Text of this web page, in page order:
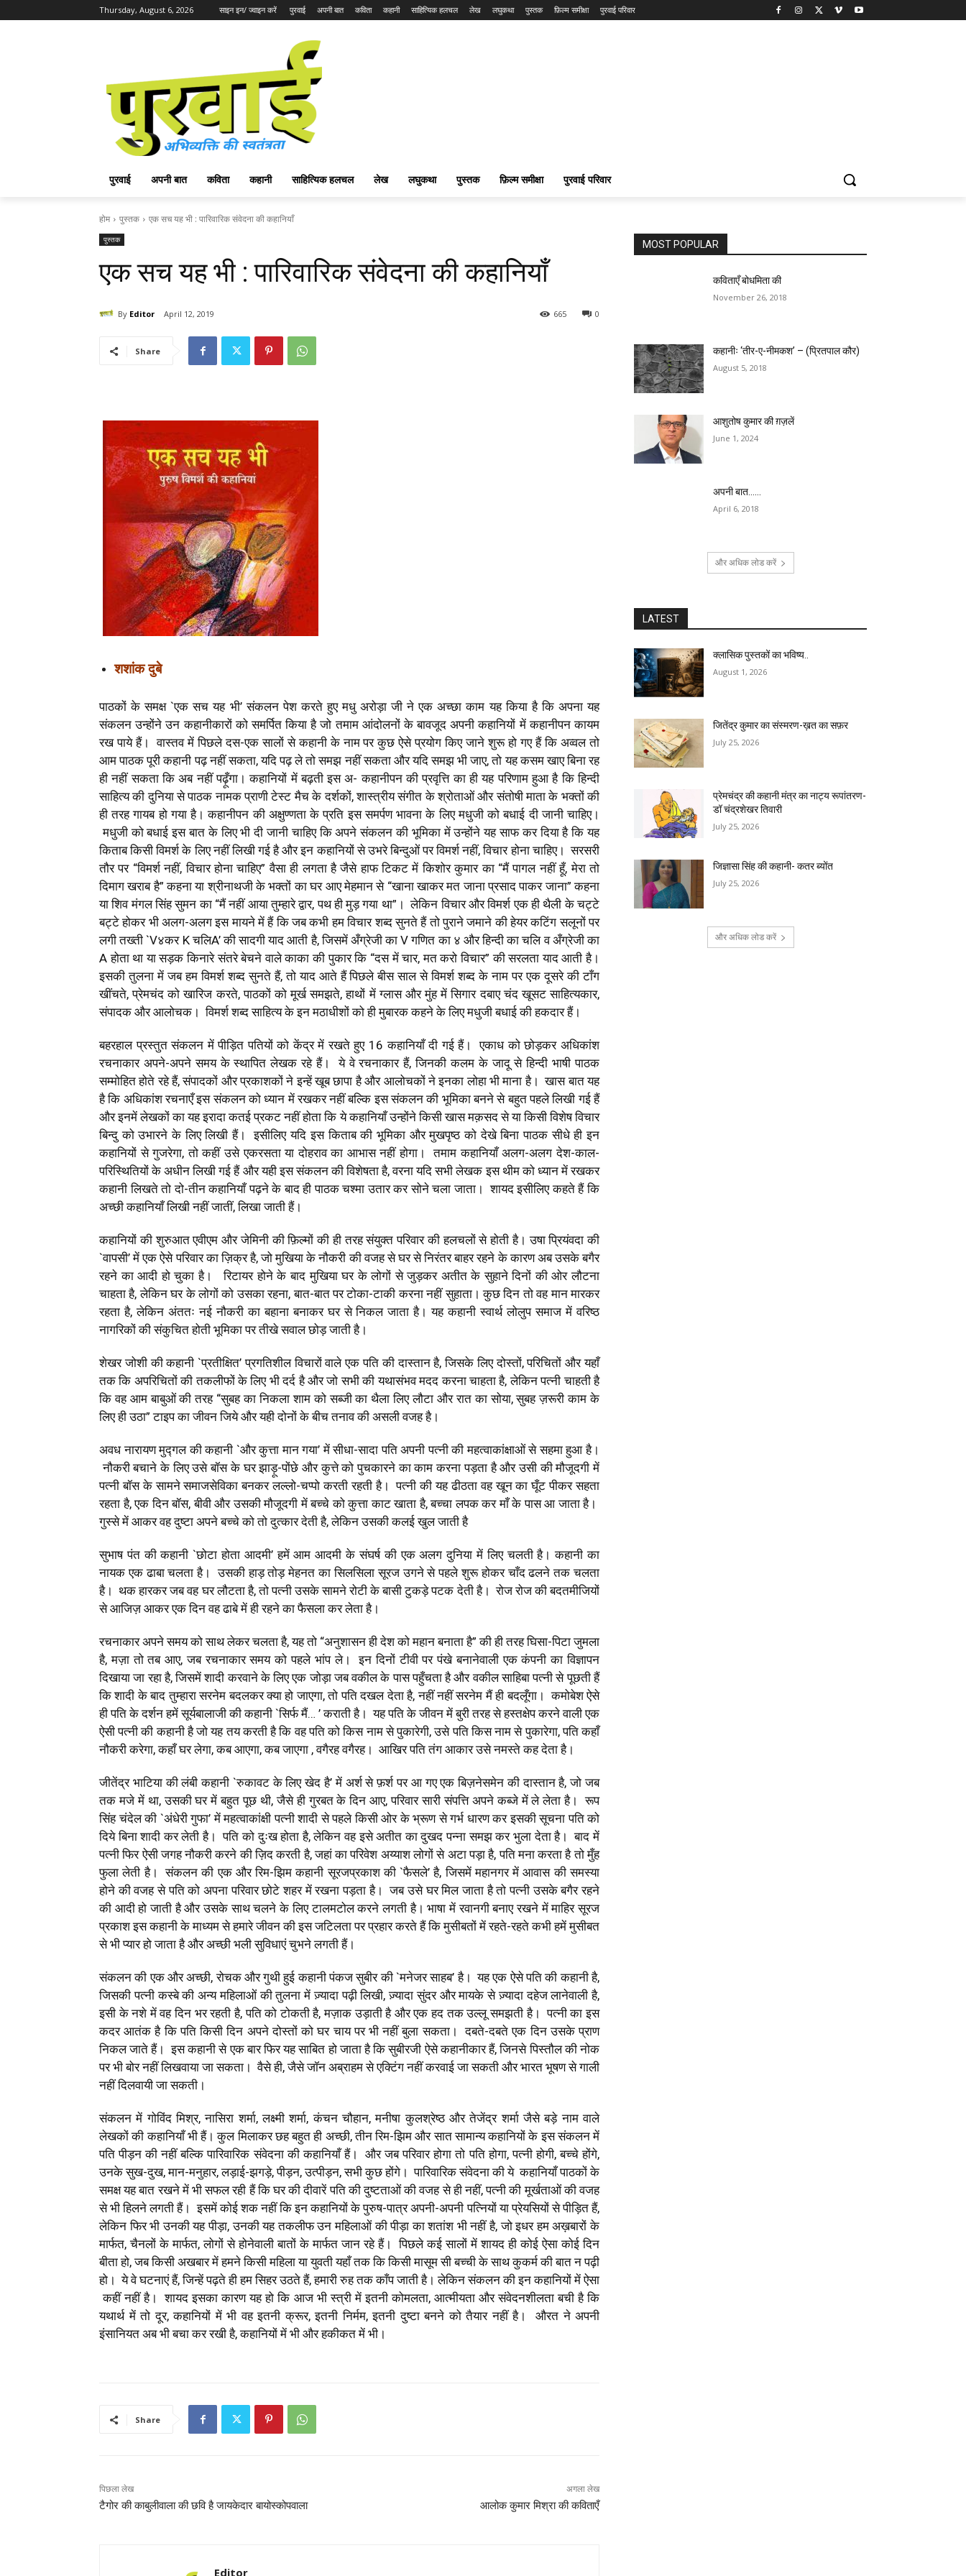
Thursday, August 6, 2026 साइन इन/ ज्वाइन करें पुरवाई अपनी बात कविता कहानी साहित्यिक हलचल लेख लघुकथा पुस्तक फ़िल्म समीक्षा पुरवाई परिवार
पुरवाई अपनी बात कविता कहानी साहित्यिक हलचल लेख लघुकथा पुस्तक फ़िल्म समीक्षा पुरवाई परिवार
होम पुस्तक एक सच यह भी : पारिवारिक संवेदना की कहानियाँ
पुस्तक
एक सच यह भी : पारिवारिक संवेदना की कहानियाँ
By Editor April 12, 2019 0
665
Share
शशांक दुबे
पाठकों के समक्ष `एक सच यह भी’ संकलन पेश करते हुए मधु अरोड़ा जी ने एक अच्छा काम यह किया है कि अपना यह
संकलन उन्होंने उन कहानीकारों को समर्पित किया है जो तमाम आंदोलनों के बावजूद अपनी कहानियों में कहानीपन कायम
रख पाये हैं। वास्तव में पिछले दस-एक सालों से कहानी के नाम पर कुछ ऐसे प्रयोग किए जाने शुरू हो गए हैं कि अव्वल तो
आम पाठक पूरी कहानी पढ़ नहीं सकता, यदि पढ़ ले तो समझ नहीं सकता और यदि समझ भी जाए, तो यह कसम खाए बिना रह
ही नहीं सकता कि अब नहीं पढ़ूँगा। कहानियों में बढ़ती इस अ- कहानीपन की प्रवृत्ति का ही यह परिणाम हुआ है कि हिन्दी
साहित्य की दुनिया से पाठक नामक प्राणी टेस्ट मैच के दर्शकों, शास्त्रीय संगीत के श्रोताओं और संतोषी माता के भक्तों की
ही तरह गायब हो गया है। कहानीपन की अक्षुण्णता के प्रति इस समर्पण भावना के लिए मधुजी को बधाई दी जानी चाहिए।
मधुजी को बधाई इस बात के लिए भी दी जानी चाहिए कि अपने संकलन की भूमिका में उन्होंने यह साफ कर दिया है कि यह
किताब किसी विमर्श के लिए नहीं लिखी गई है और इन कहानियों से उभरे बिन्दुओं पर विमर्श नहीं, विचार होना चाहिए। सरसरी
तौर पर “विमर्श नहीं, विचार होना चाहिए” वैसा ही लगता है जैसे हाफ टिकट में किशोर कुमार का “मैं पागल नहीं हूँ, मेरा तो
दिमाग खराब है” कहना या श्रीनाथजी के भक्तों का घर आए मेहमान से “खाना खाकर मत जाना प्रसाद पाकर जाना” कहना
या शिव मंगल सिंह सुमन का “मैं नहीं आया तुम्हारे द्वार, पथ ही मुड़ गया था”। लेकिन विचार और विमर्श एक ही थैली के चट्टे
बट्टे होकर भी अलग-अलग इस मायने में हैं कि जब कभी हम विचार शब्द सुनते हैं तो पुराने जमाने की हेयर कटिंग सलूनों पर
लगी तख्ती `V४कर K चलिA’ की सादगी याद आती है, जिसमें अँग्रेजी का V गणित का ४ और हिन्दी का चलि व अँग्रेजी का
A होता था या सड़क किनारे संतरे बेचने वाले काका की पुकार कि “दस में चार, मत करो विचार” की सरलता याद आती है।
इसकी तुलना में जब हम विमर्श शब्द सुनते हैं, तो याद आते हैं पिछले बीस साल से विमर्श शब्द के नाम पर एक दूसरे की टाँग
खींचते, प्रेमचंद को खारिज करते, पाठकों को मूर्ख समझते, हाथों में ग्लास और मुंह में सिगार दबाए चंद खूसट साहित्यकार,
संपादक और आलोचक। विमर्श शब्द साहित्य के इन मठाधीशों को ही मुबारक कहने के लिए मधुजी बधाई की हकदार हैं।
बहरहाल प्रस्तुत संकलन में पीड़ित पतियों को केंद्र में रखते हुए 16 कहानियाँ दी गई हैं। एकाध को छोड़कर अधिकांश
रचनाकार अपने-अपने समय के स्थापित लेखक रहे हैं। ये वे रचनाकार हैं, जिनकी कलम के जादू से हिन्दी भाषी पाठक
सम्मोहित होते रहे हैं, संपादकों और प्रकाशकों ने इन्हें खूब छापा है और आलोचकों ने इनका लोहा भी माना है। खास बात यह
है कि अधिकांश रचनाएँ इस संकलन को ध्यान में रखकर नहीं बल्कि इस संकलन की भूमिका बनने से बहुत पहले लिखी गई हैं
और इनमें लेखकों का यह इरादा कतई प्रकट नहीं होता कि ये कहानियाँ उन्होंने किसी खास मक़सद से या किसी विशेष विचार
बिन्दु को उभारने के लिए लिखी हैं। इसीलिए यदि इस किताब की भूमिका और मुखपृष्ठ को देखे बिना पाठक सीधे ही इन
कहानियों से गुजरेगा, तो कहीं उसे एकरसता या दोहराव का आभास नहीं होगा। तमाम कहानियाँ अलग-अलग देश-काल-
परिस्थितियों के अधीन लिखी गई हैं और यही इस संकलन की विशेषता है, वरना यदि सभी लेखक इस थीम को ध्यान में रखकर
कहानी लिखते तो दो-तीन कहानियाँ पढ़ने के बाद ही पाठक चश्मा उतार कर सोने चला जाता। शायद इसीलिए कहते हैं कि
अच्छी कहानियाँ लिखी नहीं जातीं, लिखा जाती हैं।
कहानियों की शुरुआत एवीएम और जेमिनी की फ़िल्मों की ही तरह संयुक्त परिवार की हलचलों से होती है। उषा प्रियंवदा की
`वापसी’ में एक ऐसे परिवार का ज़िक्र है, जो मुखिया के नौकरी की वजह से घर से निरंतर बाहर रहने के कारण अब उसके बगैर
रहने का आदी हो चुका है। रिटायर होने के बाद मुखिया घर के लोगों से जुड़कर अतीत के सुहाने दिनों की ओर लौटना
चाहता है, लेकिन घर के लोगों को उसका रहना, बात-बात पर टोका-टाकी करना नहीं सुहाता। कुछ दिन तो वह मान मारकर
रहता है, लेकिन अंततः नई नौकरी का बहाना बनाकर घर से निकल जाता है। यह कहानी स्वार्थ लोलुप समाज में वरिष्ठ
नागरिकों की संकुचित होती भूमिका पर तीखे सवाल छोड़ जाती है।
शेखर जोशी की कहानी `प्रतीक्षित’ प्रगतिशील विचारों वाले एक पति की दास्तान है, जिसके लिए दोस्तों, परिचितों और यहाँ
तक कि अपरिचितों की तकलीफों के लिए भी दर्द है और जो सभी की यथासंभव मदद करना चाहता है, लेकिन पत्नी चाहती है
कि वह आम बाबुओं की तरह “सुबह का निकला शाम को सब्जी का थैला लिए लौटा और रात का सोया, सुबह ज़रूरी काम के
लिए ही उठा” टाइप का जीवन जिये और यही दोनों के बीच तनाव की असली वजह है।
अवध नारायण मुद्गल की कहानी `और कुत्ता मान गया’ में सीधा-सादा पति अपनी पत्नी की महत्वाकांक्षाओं से सहमा हुआ है।
नौकरी बचाने के लिए उसे बॉस के घर झाड़ू-पोंछे और कुत्ते को पुचकारने का काम करना पड़ता है और उसी की मौजूदगी में
पत्नी बॉस के सामने समाजसेविका बनकर लल्लो-चप्पो करती रहती है। पत्नी की यह ढीठता वह खून का घूँट पीकर सहता
रहता है, एक दिन बॉस, बीवी और उसकी मौजूदगी में बच्चे को कुत्ता काट खाता है, बच्चा लपक कर माँ के पास आ जाता है।
गुस्से में आकर वह दुष्टा अपने बच्चे को तो दुत्कार देती है, लेकिन उसकी कलई खुल जाती है
सुभाष पंत की कहानी `छोटा होता आदमी’ हमें आम आदमी के संघर्ष की एक अलग दुनिया में लिए चलती है। कहानी का
नायक एक ढाबा चलता है। उसकी हाड़ तोड़ मेहनत का सिलसिला सूरज उगने से पहले शुरू होकर चाँद ढलने तक चलता
है। थक हारकर जब वह घर लौटता है, तो पत्नी उसके सामने रोटी के बासी टुकड़े पटक देती है। रोज रोज की बदतमीजियों
से आजिज़ आकर एक दिन वह ढाबे में ही रहने का फैसला कर लेता है।
रचनाकार अपने समय को साथ लेकर चलता है, यह तो “अनुशासन ही देश को महान बनाता है” की ही तरह घिसा-पिटा जुमला
है, मज़ा तो तब आए, जब रचनाकार समय को पहले भांप ले। इन दिनों टीवी पर पंखे बनानेवाली एक कंपनी का विज्ञापन
दिखाया जा रहा है, जिसमें शादी करवाने के लिए एक जोड़ा जब वकील के पास पहुँचता है और वकील साहिबा पत्नी से पूछती हैं
कि शादी के बाद तुम्हारा सरनेम बदलकर क्या हो जाएगा, तो पति दखल देता है, नहीं नहीं सरनेम मैं ही बदलूँगा। कमोबेश ऐसे
ही पति के दर्शन हमें सूर्यबालाजी की कहानी `सिर्फ मैं… ’ कराती है। यह पति के जीवन में बुरी तरह से हस्तक्षेप करने वाली एक
ऐसी पत्नी की कहानी है जो यह तय करती है कि वह पति को किस नाम से पुकारेगी, उसे पति किस नाम से पुकारेगा, पति कहाँ
नौकरी करेगा, कहाँ घर लेगा, कब आएगा, कब जाएगा , वगैरह वगैरह। आखिर पति तंग आकार उसे नमस्ते कह देता है।
जीतेंद्र भाटिया की लंबी कहानी `रुकावट के लिए खेद है’ में अर्श से फ़र्श पर आ गए एक बिज़नेसमेन की दास्तान है, जो जब
तक मजे में था, उसकी घर में बहुत पूछ थी, जैसे ही गुरबत के दिन आए, परिवार सारी संपत्ति अपने कब्जे में ले लेता है। रूप
सिंह चंदेल की `अंधेरी गुफा’ में महत्वाकांक्षी पत्नी शादी से पहले किसी ओर के भ्रूण से गर्भ धारण कर इसकी सूचना पति को
दिये बिना शादी कर लेती है। पति को दुःख होता है, लेकिन वह इसे अतीत का दुखद पन्ना समझ कर भुला देता है। बाद में
पत्नी फिर ऐसी जगह नौकरी करने की ज़िद करती है, जहां का परिवेश अय्याश लोगों से अटा पड़ा है, पति मना करता है तो मुँह
फुला लेती है। संकलन की एक और रिम-झिम कहानी सूरजप्रकाश की `फैसले’ है, जिसमें महानगर में आवास की समस्या
होने की वजह से पति को अपना परिवार छोटे शहर में रखना पड़ता है। जब उसे घर मिल जाता है तो पत्नी उसके बगैर रहने
की आदी हो जाती है और उसके साथ चलने के लिए टालमटोल करने लगती है। भाषा में रवानगी बनाए रखने में माहिर सूरज
प्रकाश इस कहानी के माध्यम से हमारे जीवन की इस जटिलता पर प्रहार करते हैं कि मुसीबतों में रहते-रहते कभी हमें मुसीबत
से भी प्यार हो जाता है और अच्छी भली सुविधाएं चुभने लगती हैं।
संकलन की एक और अच्छी, रोचक और गुथी हुई कहानी पंकज सुबीर की `मनेजर साहब’ है। यह एक ऐसे पति की कहानी है,
जिसकी पत्नी कस्बे की अन्य महिलाओं की तुलना में ज़्यादा पढ़ी लिखी, ज़्यादा सुंदर और मायके से ज़्यादा दहेज लानेवाली है,
इसी के नशे में वह दिन भर रहती है, पति को टोकती है, मज़ाक उड़ाती है और एक हद तक उल्लू समझती है। पत्नी का इस
कदर आतंक है कि पति किसी दिन अपने दोस्तों को घर चाय पर भी नहीं बुला सकता। दबते-दबते एक दिन उसके प्राण
निकल जाते हैं। इस कहानी से एक बार फिर यह साबित हो जाता है कि सुबीरजी ऐसे कहानीकार हैं, जिनसे पिस्तौल की नोक
पर भी बोर नहीं लिखवाया जा सकता। वैसे ही, जैसे जॉन अब्राहम से एक्टिंग नहीं करवाई जा सकती और भारत भूषण से गाली
नहीं दिलवायी जा सकती।
संकलन में गोविंद मिश्र, नासिरा शर्मा, लक्ष्मी शर्मा, कंचन चौहान, मनीषा कुलश्रेष्ठ और तेजेंद्र शर्मा जैसे बड़े नाम वाले
लेखकों की कहानियाँ भी हैं। कुल मिलाकर छह बहुत ही अच्छी, तीन रिम-झिम और सात सामान्य कहानियों के इस संकलन में
पति पीड़न की नहीं बल्कि पारिवारिक संवेदना की कहानियाँ हैं। और जब परिवार होगा तो पति होगा, पत्नी होगी, बच्चे होंगे,
उनके सुख-दुख, मान-मनुहार, लड़ाई-झगड़े, पीड़न, उत्पीड़न, सभी कुछ होंगे। पारिवारिक संवेदना की ये कहानियाँ पाठकों के
समक्ष यह बात रखने में भी सफल रही हैं कि घर की दीवारें पति की दुष्टताओं की वजह से ही नहीं, पत्नी की मूर्खताओं की वजह
से भी हिलने लगती हैं। इसमें कोई शक नहीं कि इन कहानियों के पुरुष-पात्र अपनी-अपनी पत्नियों या प्रेयसियों से पीड़ित हैं,
लेकिन फिर भी उनकी यह पीड़ा, उनकी यह तकलीफ उन महिलाओं की पीड़ा का शतांश भी नहीं है, जो इधर हम अख़बारों के
मार्फत, चैनलों के मार्फत, लोगों से होनेवाली बातों के मार्फत जान रहे हैं। पिछले कई सालों में शायद ही कोई ऐसा कोई दिन
बीता हो, जब किसी अखबार में हमने किसी महिला या युवती यहाँ तक कि किसी मासूम सी बच्ची के साथ कुकर्म की बात न पढ़ी
हो। ये वे घटनाएं हैं, जिन्हें पढ़ते ही हम सिहर उठते हैं, हमारी रुह तक काँप जाती है। लेकिन संकलन की इन कहानियों में ऐसा
कहीं नहीं है। शायद इसका कारण यह हो कि आज भी स्त्री में इतनी कोमलता, आत्मीयता और संवेदनशीलता बची है कि
यथार्थ में तो दूर, कहानियों में भी वह इतनी क्रूर, इतनी निर्मम, इतनी दुष्टा बनने को तैयार नहीं है। औरत ने अपनी
इंसानियत अब भी बचा कर रखी है, कहानियों में भी और हकीकत में भी।
Share
पिछला लेख
टैगोर की काबुलीवाला की छवि है जायकेदार बायोस्कोपवाला
अगला लेख
आलोक कुमार मिश्रा की कविताएँ
Editor
MOST POPULAR
कविताएँ बोधमिता की
November 26, 2018
कहानीः ‘तीर-ए-नीमकश’ – (प्रितपाल कौर)
August 5, 2018
आशुतोष कुमार की ग़ज़लें
June 1, 2024
अपनी बात……
April 6, 2018
और अधिक लोड करें
LATEST
क्लासिक पुस्तकों का भविष्य..
August 1, 2026
जितेंद्र कुमार का संस्मरण-ख़त का सफ़र
July 25, 2026
प्रेमचंद्र की कहानी मंत्र का नाट्य रूपांतरण-
डॉ चंद्रशेखर तिवारी
July 25, 2026
जिज्ञासा सिंह की कहानी- कतर ब्योंत
July 25, 2026
और अधिक लोड करें